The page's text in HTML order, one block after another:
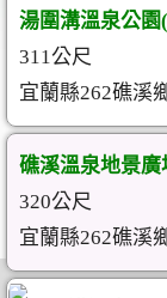
湯圍溝溫泉公園
311公尺
宜蘭縣262礁溪
礁溪溫泉地景廣
320公尺
宜蘭縣262礁溪